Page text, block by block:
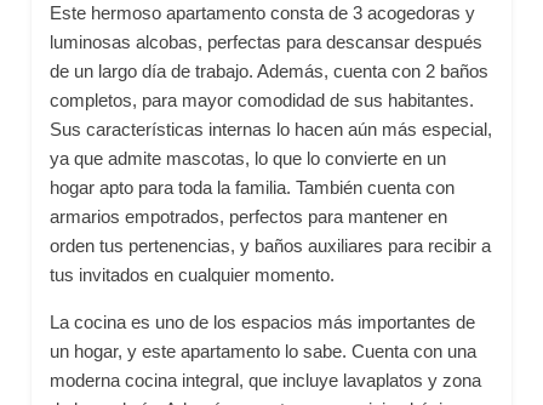
Este hermoso apartamento consta de 3 acogedoras y
luminosas alcobas, perfectas para descansar después
de un largo día de trabajo. Además, cuenta con 2 baños
completos, para mayor comodidad de sus habitantes.
Sus características internas lo hacen aún más especial,
ya que admite mascotas, lo que lo convierte en un
hogar apto para toda la familia. También cuenta con
armarios empotrados, perfectos para mantener en
orden tus pertenencias, y baños auxiliares para recibir a
tus invitados en cualquier momento.
La cocina es uno de los espacios más importantes de
un hogar, y este apartamento lo sabe. Cuenta con una
moderna cocina integral, que incluye lavaplatos y zona